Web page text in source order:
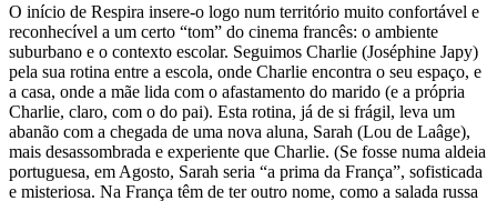
O início de Respira insere-o logo num território muito confortável e
reconhecível a um certo “tom” do cinema francês: o ambiente
suburbano e o contexto escolar. Seguimos Charlie (Joséphine Japy)
pela sua rotina entre a escola, onde Charlie encontra o seu espaço, e
a casa, onde a mãe lida com o afastamento do marido (e a própria
Charlie, claro, com o do pai). Esta rotina, já de si frágil, leva um
abanão com a chegada de uma nova aluna, Sarah (Lou de Laâge),
mais desassombrada e experiente que Charlie. (Se fosse numa aldeia
portuguesa, em Agosto, Sarah seria “a prima da França”, sofisticada
e misteriosa. Na França têm de ter outro nome, como a salada russa